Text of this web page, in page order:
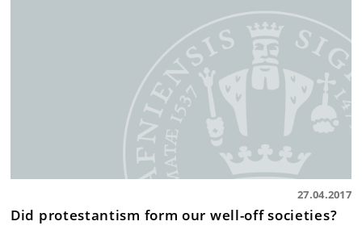
27.04.2017
Did protestantism form our well-off societies?